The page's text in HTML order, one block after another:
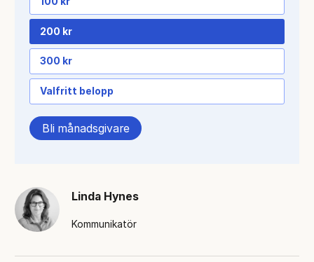
200 kr
300 kr
Valfritt belopp
Bli månadsgivare
Linda Hynes
Kommunikatör